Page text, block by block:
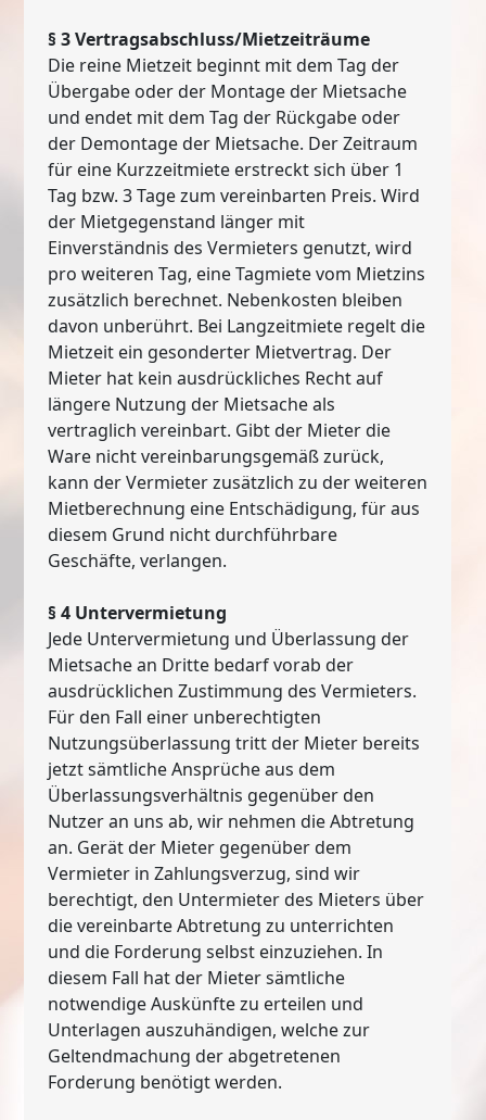
§ 3 Vertragsabschluss/Mietzeiträume
Die reine Mietzeit beginnt mit dem Tag der
Übergabe oder der Montage der Mietsache
und endet mit dem Tag der Rückgabe oder
der Demontage der Mietsache. Der Zeitraum
für eine Kurzzeitmiete erstreckt sich über 1
Tag bzw. 3 Tage zum vereinbarten Preis. Wird
der Mietgegenstand länger mit
Einverständnis des Vermieters genutzt, wird
pro weiteren Tag, eine Tagmiete vom Mietzins
zusätzlich berechnet. Nebenkosten bleiben
davon unberührt. Bei Langzeitmiete regelt die
Mietzeit ein gesonderter Mietvertrag. Der
Mieter hat kein ausdrückliches Recht auf
längere Nutzung der Mietsache als
vertraglich vereinbart. Gibt der Mieter die
Ware nicht vereinbarungsgemäß zurück,
kann der Vermieter zusätzlich zu der weiteren
Mietberechnung eine Entschädigung, für aus
diesem Grund nicht durchführbare
Geschäfte, verlangen.
§ 4 Untervermietung
Jede Untervermietung und Überlassung der
Mietsache an Dritte bedarf vorab der
ausdrücklichen Zustimmung des Vermieters.
Für den Fall einer unberechtigten
Nutzungsüberlassung tritt der Mieter bereits
jetzt sämtliche Ansprüche aus dem
Überlassungsverhältnis gegenüber den
Nutzer an uns ab, wir nehmen die Abtretung
an. Gerät der Mieter gegenüber dem
Vermieter in Zahlungsverzug, sind wir
berechtigt, den Untermieter des Mieters über
die vereinbarte Abtretung zu unterrichten
und die Forderung selbst einzuziehen. In
diesem Fall hat der Mieter sämtliche
notwendige Auskünfte zu erteilen und
Unterlagen auszuhändigen, welche zur
Geltendmachung der abgetretenen
Forderung benötigt werden.